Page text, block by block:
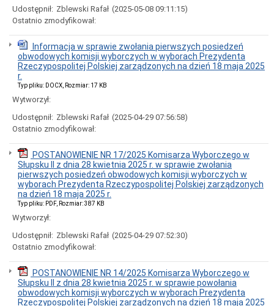
sporządzenia
planu
przyspieszonego
rozwoju
instalacji
odnawialnego
źródła
energii
w
energii
wiatru
lądzie.
Obwieszczenie
Wojewody
Pomorskiego
sprawie
kwalifikacji
wojskowej
w
2026
r.
na
obszarze
województwa
pomorskiego
Udostępnił: Zblewski Rafał (2025-05-08 09:11:15)
Ostatnio zmodyfikował:
Informacja w sprawie zwołania pierwszych posiedzeń
obwodowych komisji wyborczych w wyborach Prezydenta
Rzeczypospolitej Polskiej zarządzonych na dzień 18 maja 2025
r.
Typ pliku: DOCX, Rozmiar: 17 KB
Wytworzył:
Udostępnił: Zblewski Rafał (2025-04-29 07:56:58)
Ostatnio zmodyfikował:
POSTANOWIENIE NR 17/2025 Komisarza Wyborczego w
Słupsku II z dnia 28 kwietnia 2025 r. w sprawie zwołania
pierwszych posiedzeń obwodowych komisji wyborczych w
wyborach Prezydenta Rzeczypospolitej Polskiej zarządzonych
na dzień 18 maja 2025 r.
Typ pliku: PDF, Rozmiar: 387 KB
Wytworzył:
Udostępnił: Zblewski Rafał (2025-04-29 07:52:30)
Ostatnio zmodyfikował:
POSTANOWIENIE NR 14/2025 Komisarza Wyborczego w
Słupsku II z dnia 28 kwietnia 2025 r. w sprawie powołania
obwodowych komisji wyborczych w wyborach Prezydenta
Rzeczypospolitej Polskiej zarządzonych na dzień 18 maja 2025